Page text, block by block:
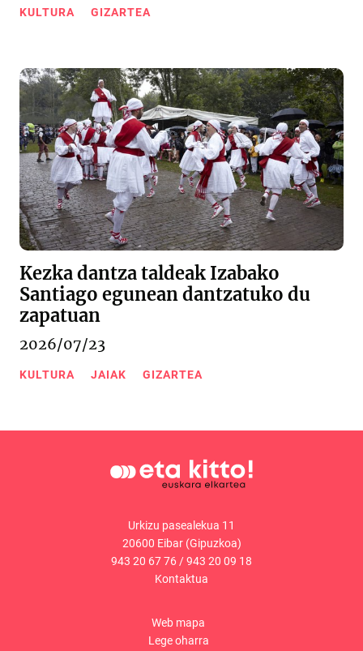
KULTURA GIZARTEA
Kezka dantza taldeak Izabako
Santiago egunean dantzatuko du
zapatuan
2026/07/23
KULTURA JAIAK GIZARTEA
Urkizu pasealekua 11
20600 Eibar (Gipuzkoa)
943 20 67 76/943 20 09 18
Kontaktua
Web mapa
Lege oharra